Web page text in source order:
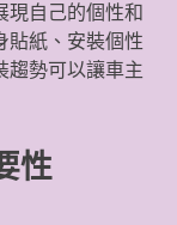
現自己的個性和
貼紙、安裝個性
趨勢可以讓車主
性